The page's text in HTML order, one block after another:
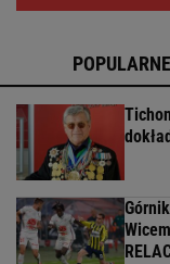
POPULARNE